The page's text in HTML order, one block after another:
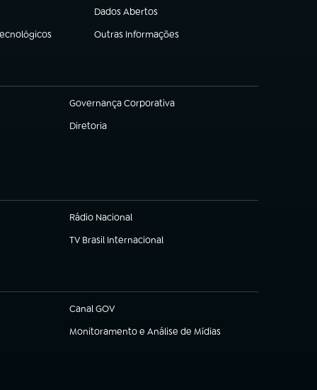
Dados Abertos
(abre em nova aba)
Outras Informações
(abre em nova aba)
Governança Corporativa
(abre em nova aba)
Diretoria
(abre em nova aba)
Rádio Nacional
TV Brasil Internacional
(abre em nova aba)
Canal GOV
(abre em nova aba)
Monitoramento e Análise de Mídias
(abre em nova aba)